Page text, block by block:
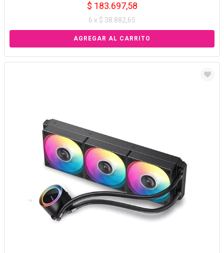
$ 183.697,58
6 x $ 38.882,65